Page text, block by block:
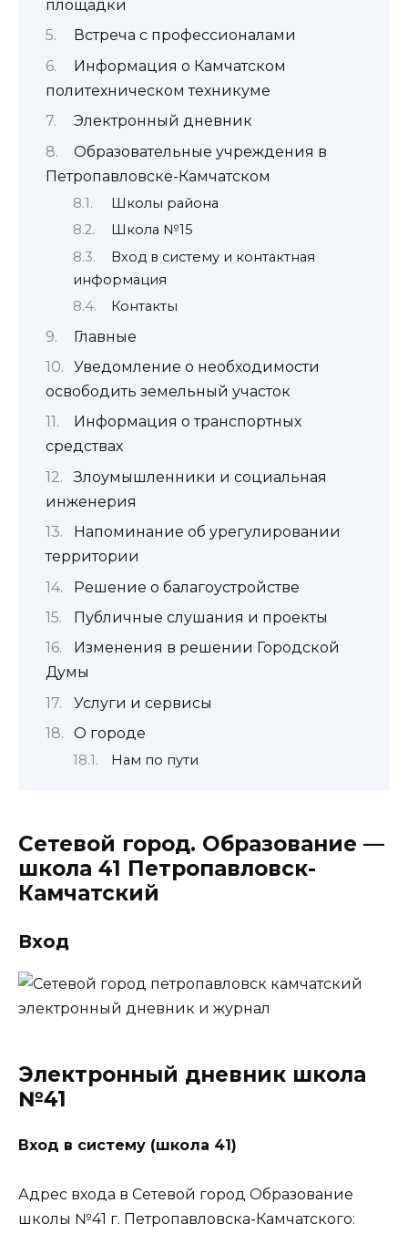
площадки
Встреча с профессионалами
Информация о Камчатском
политехническом техникуме
Электронный дневник
Образовательные учреждения в
Петропавловске-Камчатском
Школы района
Школа №15
Вход в систему и контактная
информация
Контакты
Главные
Уведомление о необходимости
освободить земельный участок
Информация о транспортных
средствах
Злоумышленники и социальная
инженерия
Напоминание об урегулировании
территории
Решение о балагоустройстве
Публичные слушания и проекты
Изменения в решении Городской
Думы
Услуги и сервисы
О городе
Нам по пути
Сетевой город. Образование —
школа 41 Петропавловск-
Камчатский
Вход
Электронный дневник школа
№41
Вход в систему (школа 41)
Адрес входа в Сетевой город Образование
школы №41 г. Петропавловска-Камчатского: